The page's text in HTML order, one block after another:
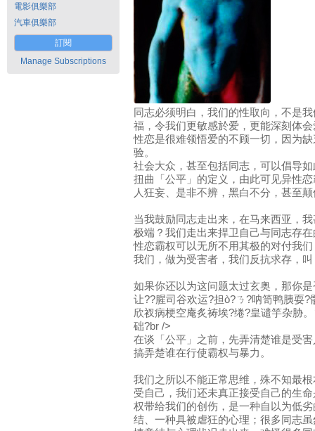
電影俱樂部
汽車俱樂部
訂閱
Manage Subscriptions
同志必须明白，我们的性取向，不是
福，令我们更敏感於爱，更能深刻体
性恋是很难领悟爱的不顾一切，因为
验。
社会大众，甚至包括同志，可以倡导
扭曲「公平」的定义，由此可见异性
人狂妄、是非不辨，黑白不分，甚至
当我鼓励同志走出来，在马来西亚，
极端？我们走出来捍卫自己与同志存
性恋霸权可以无所不用其极的对付我
我们，做为受害者，我们反抗求存，
如果你还以为这问题太过玄奥，那你
让??腥司谷欢运?担ò?ㄋ?呐笥鸭胰耍
欣衩病梗空庵炙祷埃?绻?皇谴竽杂胁
础?br />
在谈「公平」之前，先弄清楚谁是受
搞弄楚谁在行使霸权与暴力。
我们之所以不能正常思维，殊不知最
受自己，我们还未真正接受自己的生
权带给我们的创伤，是一种自以为低
结、一种具被虐狂的心理；很多同志